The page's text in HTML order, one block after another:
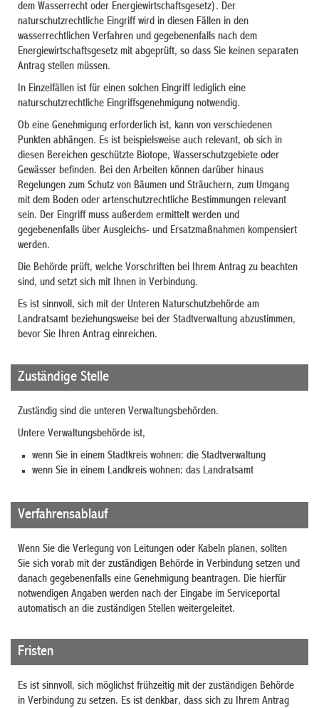
dem Wasserrecht oder Energiewirtschaftsgesetz). Der
naturschutzrechtliche Eingriff wird in diesen Fällen in den
wasserrechtlichen Verfahren und gegebenenfalls nach dem
Energiewirtschaftsgesetz mit abgeprüft, so dass Sie keinen separaten
Antrag stellen müssen.
In Einzelfällen ist für einen solchen Eingriff lediglich eine
naturschutzrechtliche Eingriffsgenehmigung notwendig.
Ob eine Genehmigung erforderlich ist, kann von verschiedenen
Punkten abhängen. Es ist beispielsweise auch relevant, ob sich in
diesen Bereichen geschützte Biotope, Wasserschutzgebiete oder
Gewässer befinden. Bei den Arbeiten können darüber hinaus
Regelungen zum Schutz von Bäumen und Sträuchern, zum Umgang
mit dem Boden oder artenschutzrechtliche Bestimmungen relevant
sein. Der Eingriff muss außerdem ermittelt werden und
gegebenenfalls über Ausgleichs- und Ersatzmaßnahmen kompensiert
werden.
Die Behörde prüft, welche Vorschriften bei Ihrem Antrag zu beachten
sind, und setzt sich mit Ihnen in Verbindung.
Es ist sinnvoll, sich mit der Unteren Naturschutzbehörde am
Landratsamt beziehungsweise bei der Stadtverwaltung abzustimmen,
bevor Sie Ihren Antrag einreichen.
Zuständige Stelle
Zuständig sind die unteren Verwaltungsbehörden.
Untere Verwaltungsbehörde ist,
wenn Sie in einem Stadtkreis wohnen: die Stadtverwaltung
wenn Sie in einem Landkreis wohnen: das Landratsamt
Verfahrensablauf
Wenn Sie die Verlegung von Leitungen oder Kabeln planen, sollten
Sie sich vorab mit der zuständigen Behörde in Verbindung setzen und
danach gegebenenfalls eine Genehmigung beantragen. Die hierfür
notwendigen Angaben werden nach der Eingabe im Serviceportal
automatisch an die zuständigen Stellen weitergeleitet.
Fristen
Es ist sinnvoll, sich möglichst frühzeitig mit der zuständigen Behörde
in Verbindung zu setzen. Es ist denkbar, dass sich zu Ihrem Antrag